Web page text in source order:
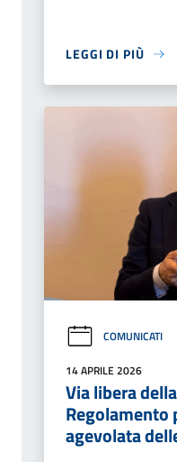
LEGGI DI PIÙ
COMUNICATI
14 APRILE 2026
Via libera
Regolamento
agevolata